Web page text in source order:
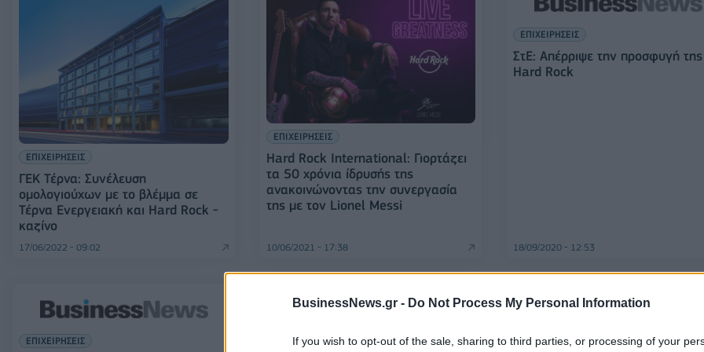
BusinessNews.gr - Do Not Process My Personal Information
If you wish to opt-out of the sale, sharing to third parties, or processing of your
ΕΠΙΧΕΙΡΗΣΕΙΣ
ΓΕΚ Τέρνα: Συνέλευση
ομολογιούχων με το βλέμμα σε
Τέρνα Ενεργειακή και Hard Rock -
καζίνο
17/06/2022 - 09:02
ΕΠΙΧΕΙΡΗΣΕΙΣ
Hard Rock International: Γιορτάζει
τα 50 χρόνια ίδρυσής της
ανακοινώνοντας την συνεργασία
της με τον Lionel Messi
10/06/2021 - 17:38
ΕΠΙΧΕΙΡΗΣΕΙΣ
ΣτΕ: Απέρριψε την προσφυγή της
Hard Rock
18/09/2020 - 12:53
ΕΠΙΧΕΙΡΗΣΕΙΣ ΟΙΚΟΝΟΜΙΑ